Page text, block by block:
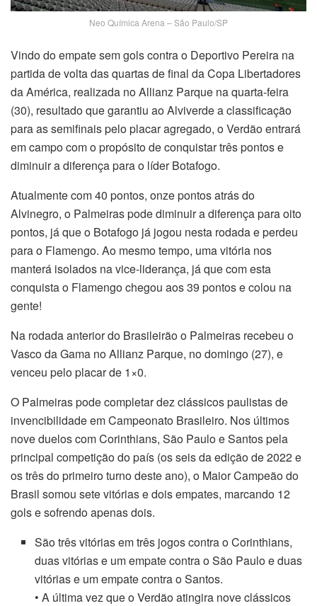
Neo Química Arena – São Paulo/SP
Vindo do empate sem gols contra o Deportivo Pereira na
partida de volta das quartas de final da Copa Libertadores
da América, realizada no Allianz Parque na quarta-feira
(30), resultado que garantiu ao Alviverde a classificação
para as semifinais pelo placar agregado, o Verdão entrará
em campo com o propósito de conquistar três pontos e
diminuir a diferença para o líder Botafogo.
Atualmente com 40 pontos, onze pontos atrás do
Alvinegro, o Palmeiras pode diminuir a diferença para oito
pontos, já que o Botafogo já jogou nesta rodada e perdeu
para o Flamengo. Ao mesmo tempo, uma vitória nos
manterá isolados na vice-liderança, já que com esta
conquista o Flamengo chegou aos 39 pontos e colou na
gente!
Na rodada anterior do Brasileirão o Palmeiras recebeu o
Vasco da Gama no Allianz Parque, no domingo (27), e
venceu pelo placar de 1×0.
O Palmeiras pode completar dez clássicos paulistas de
invencibilidade em Campeonato Brasileiro. Nos últimos
nove duelos com Corinthians, São Paulo e Santos pela
principal competição do país (os seis da edição de 2022 e
os três do primeiro turno deste ano), o Maior Campeão do
Brasil somou sete vitórias e dois empates, marcando 12
gols e sofrendo apenas dois.
São três vitórias em três jogos contra o Corinthians,
duas vitórias e um empate contra o São Paulo e duas
vitórias e um empate contra o Santos.
• A última vez que o Verdão atingira nove clássicos